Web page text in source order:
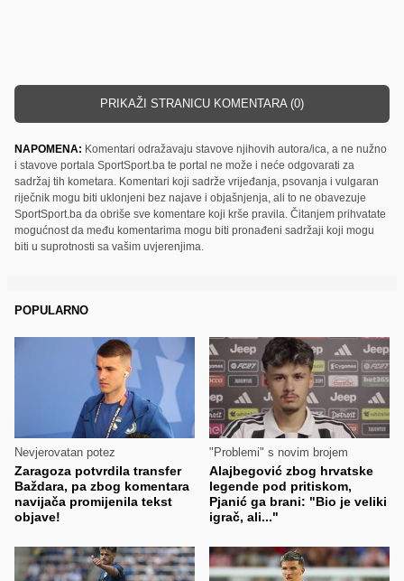
PRIKAŽI STRANICU KOMENTARA (0)
NAPOMENA: Komentari odražavaju stavove njihovih autora/ica, a ne nužno
i stavove portala SportSport.ba te portal ne može i neće odgovarati za
sadržaj tih kometara. Komentari koji sadrže vrijeđanja, psovanja i vulgaran
riječnik mogu biti uklonjeni bez najave i objašnjenja, ali to ne obavezuje
SportSport.ba da obriše sve komentare koji krše pravila. Čitanjem prihvatate
mogućnost da među komentarima mogu biti pronađeni sadržaji koji mogu
biti u suprotnosti sa vašim uvjerenjima.
POPULARNO
Nevjerovatan potez
Zaragoza potvrdila transfer
Baždara, pa zbog komentara
navijača promijenila tekst
objave!
"Problemi" s novim brojem
Alajbegović zbog hrvatske
legende pod pritiskom,
Pjanić ga brani: "Bio je veliki
igrač, ali..."